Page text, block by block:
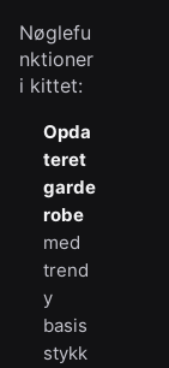
Nøglefu
nktioner
i kittet:
Opda
teret
garde
robe
med
trend
y
basis
stykk